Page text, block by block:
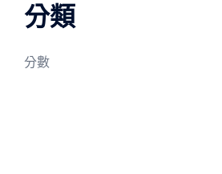
分類
分數